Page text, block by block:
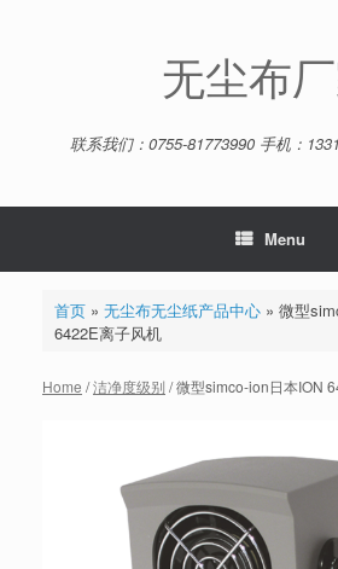
无尘布
联系我们：0755-81773990 手机：
Menu
首页» 无尘布无尘纸产品中心» 微型
6422E离子风机
Home /洁净度级别 / 微型simco-ion日本ION